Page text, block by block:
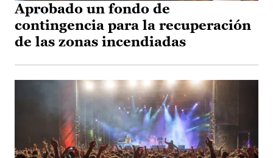
Aprobado un fondo de
contingencia para la recuperación
de las zonas incendiadas